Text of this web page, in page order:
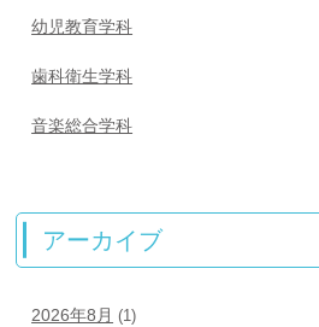
幼児教育学科
歯科衛生学科
音楽総合学科
アーカイブ
2026年8月 (1)